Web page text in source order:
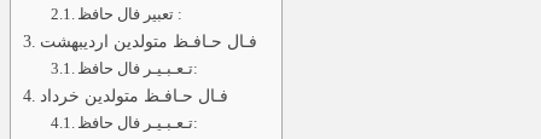
تعبیر فال حافظ :
فـال حـافـظ متولدین اردیبهشت
تـعـبـیـر فال حافظ:
فـال حـافـظ متولدین خرداد
تـعـبـیـر فال حافظ: